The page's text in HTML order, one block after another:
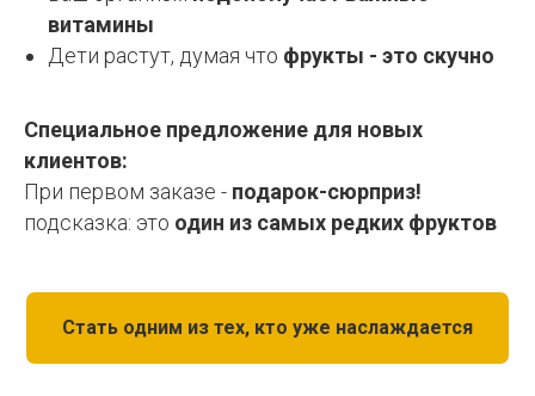
витамины
Дети растут, думая что фрукты - это скучно
Специальное предложение для новых
клиентов:
При первом заказе - подарок-сюрприз!
подсказка: это один из самых редких фруктов
Стать одним из тех, кто уже наслаждается